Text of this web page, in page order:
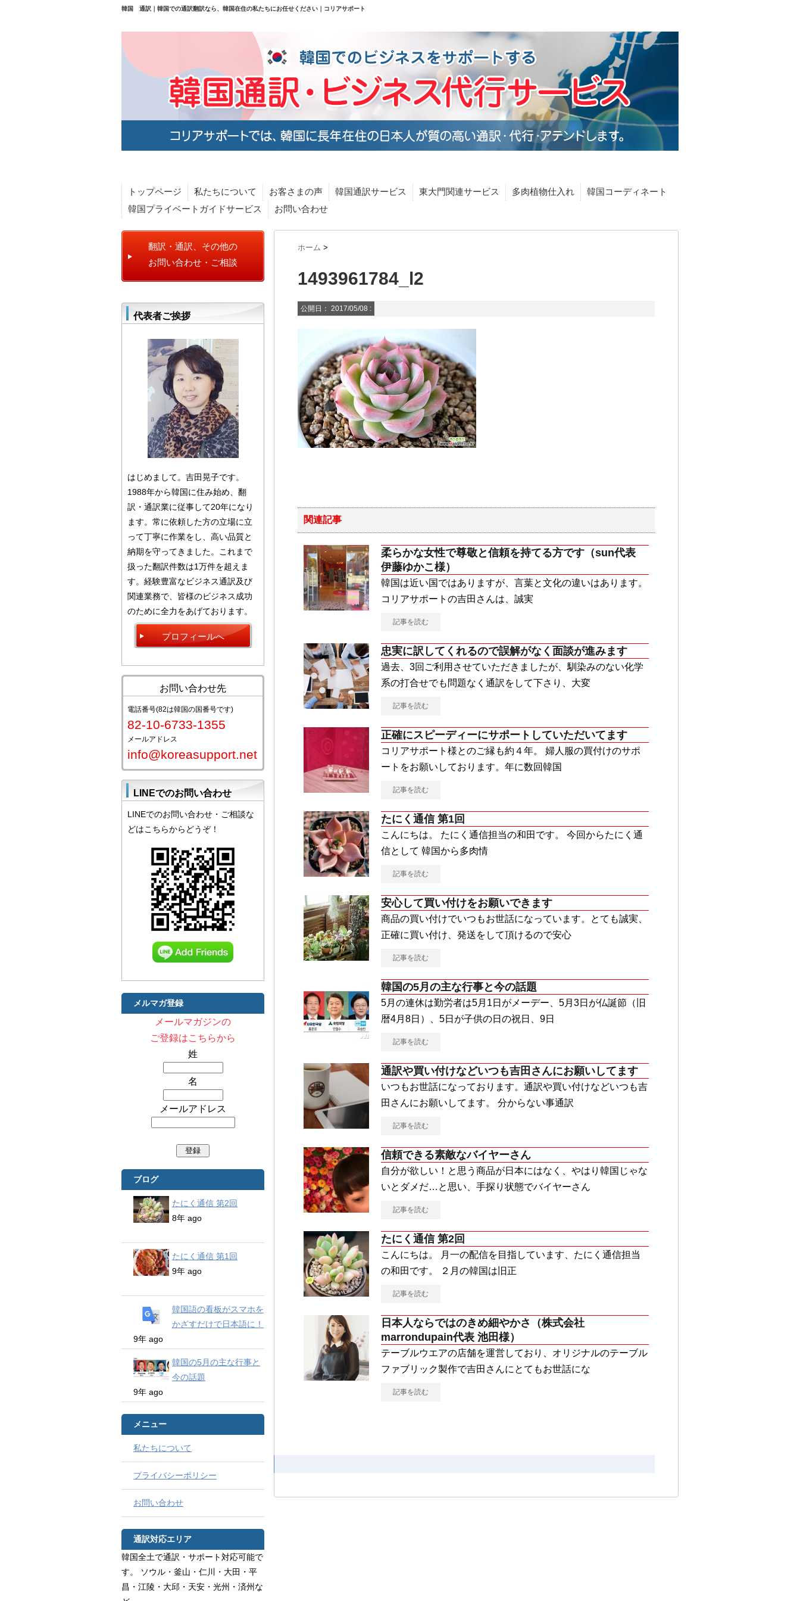
韓国 通訳｜韓国での通訳翻訳なら、韓国在住の私たちにお任せください｜コリアサポート
トップページ 私たちについて お客さまの声 韓国通訳サービス 東大門関連サービス 多肉植物仕入れ
韓国コーディネート
韓国プライベートガイドサービス
お問い合わせ
ホーム >
1493961784_l2
公開日： 2017/05/08 :
関連記事
柔らかな女性で尊敬と信頼を持てる方です（sun代表
伊藤ゆかこ様）
韓国は近い国ではありますが、言葉と文化の違いはあります。
コリアサポートの吉田さんは、誠実
記事を読む
忠実に訳してくれるので誤解がなく面談が進みます
過去、3回ご利用させていただきましたが、馴染みのない化学
系の打合せでも問題なく通訳をして下さり、大変
記事を読む
正確にスピーディーにサポートしていただいてます
コリアサポート様とのご縁も約４年。 婦人服の買付けのサポ
ートをお願いしております。年に数回韓国
記事を読む
たにく通信 第1回
こんにちは。 たにく通信担当の和田です。 今回からたにく通
信として 韓国から多肉情
記事を読む
安心して買い付けをお願いできます
商品の買い付けでいつもお世話になっています。とても誠実、
正確に買い付け、発送をして頂けるので安心
記事を読む
韓国の5月の主な行事と今の話題
5月の連休は勤労者は5月1日がメーデー、5月3日が仏誕節（旧
暦4月8日）、5日が子供の日の祝日、9日
記事を読む
通訳や買い付けなどいつも吉田さんにお願いしてます
いつもお世話になっております。通訳や買い付けなどいつも吉
田さんにお願いしてます。 分からない事通訳
記事を読む
信頼できる素敵なバイヤーさん
自分が欲しい！と思う商品が日本にはなく、やはり韓国じゃな
いとダメだ…と思い、手探り状態でバイヤーさん
記事を読む
たにく通信 第2回
こんにちは。 月一の配信を目指しています、たにく通信担当
の和田です。 ２月の韓国は旧正
記事を読む
日本人ならではのきめ細やかさ（株式会社
marrondupain代表 池田様）
テーブルウエアの店舗を運営しており、オリジナルのテーブル
ファブリック製作で吉田さんにとてもお世話にな
記事を読む
翻訳・通訳、その他の
お問い合わせ・ご相談
代表者ご挨拶
はじめまして。吉田晃子です。
1988年から韓国に住み始め、翻
訳・通訳業に従事して20年になり
ます。常に依頼した方の立場に立
って丁寧に作業をし、高い品質と
納期を守ってきました。これまで
扱った翻訳件数は1万件を超えま
す。経験豊富なビジネス通訳及び
関連業務で、皆様のビジネス成功
のために全力をあげております。
プロフィールへ
お問い合わせ先
電話番号(82は韓国の国番号です)
82-10-6733-1355
メールアドレス
info@koreasupport.net
LINEでのお問い合わせ
LINEでのお問い合わせ・ご相談な
どはこちらからどうぞ！
メルマガ登録
メールマガジンの
ご登録はこちらから
姓
名
メールアドレス
ブログ
たにく通信 第2回
8年 ago
たにく通信 第1回
9年 ago
韓国語の看板がスマホを
かざすだけで日本語に！
9年 ago
韓国の5月の主な行事と
今の話題
9年 ago
メニュー
私たちについて
プライバシーポリシー
お問い合わせ
通訳対応エリア
韓国全土で通訳・サポート対応可能で
す。 ソウル・釜山・仁川・大田・平
昌・江陵・大邱・天安・光州・済州な